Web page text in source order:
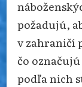
požadujú,
v zahraničí
čo
podľa nich